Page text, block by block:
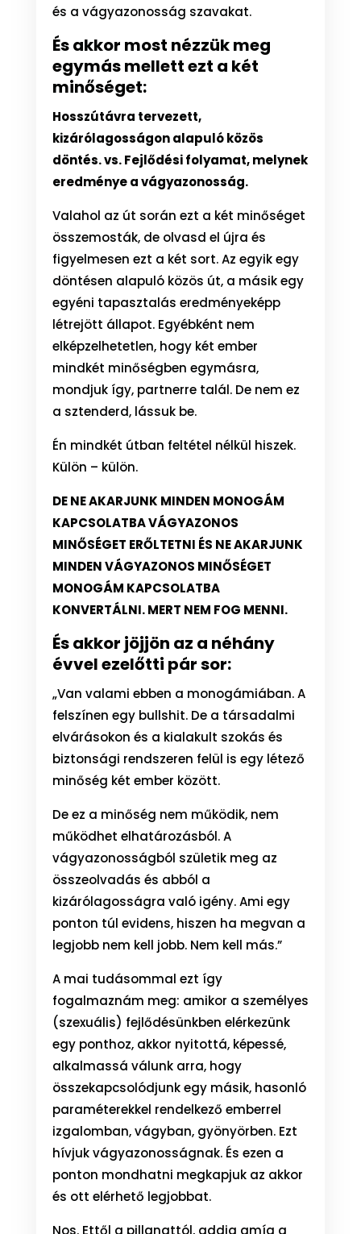
és a vágyazonosság szavakat.
És akkor most nézzük meg
egymás mellett ezt a két
minőséget:
Hosszútávra tervezett,
kizárólagosságon alapuló közös
döntés. vs. Fejlődési folyamat, melynek
eredménye a vágyazonosság.
Valahol az út során ezt a két minőséget
összemosták, de olvasd el újra és
figyelmesen ezt a két sort. Az egyik egy
döntésen alapuló közös út, a másik egy
egyéni tapasztalás eredményeképp
létrejött állapot. Egyébként nem
elképzelhetetlen, hogy két ember
mindkét minőségben egymásra,
mondjuk így, partnerre talál. De nem ez
a sztenderd, lássuk be.
Én mindkét útban feltétel nélkül hiszek.
Külön – külön.
DE NE AKARJUNK MINDEN MONOGÁM
KAPCSOLATBA VÁGYAZONOS
MINŐSÉGET ERŐLTETNI ÉS NE AKARJUNK
MINDEN VÁGYAZONOS MINŐSÉGET
MONOGÁM KAPCSOLATBA
KONVERTÁLNI. MERT NEM FOG MENNI.
És akkor jöjjön az a néhány
évvel ezelőtti pár sor:
„Van valami ebben a monogámiában. A
felszínen egy bullshit. De a társadalmi
elvárásokon és a kialakult szokás és
biztonsági rendszeren felül is egy létező
minőség két ember között.
De ez a minőség nem működik, nem
működhet elhatározásból. A
vágyazonosságból születik meg az
összeolvadás és abból a
kizárólagosságra való igény. Ami egy
ponton túl evidens, hiszen ha megvan a
legjobb nem kell jobb. Nem kell más.”
A mai tudásommal ezt így
fogalmaznám meg: amikor a személyes
(szexuális) fejlődésünkben elérkezünk
egy ponthoz, akkor nyitottá, képessé,
alkalmassá válunk arra, hogy
összekapcsolódjunk egy másik, hasonló
paraméterekkel rendelkező emberrel
izgalomban, vágyban, gyönyörben. Ezt
hívjuk vágyazonosságnak. És ezen a
ponton mondhatni megkapjuk az akkor
és ott elérhető legjobbat.
Nos. Ettől a pillanattól, addig amíg a